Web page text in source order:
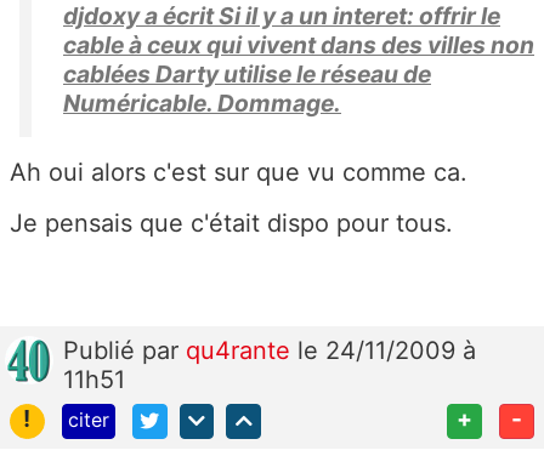
djdoxy a écrit Si il y a un interet: offrir le
cable à ceux qui vivent dans des villes non
cablées Darty utilise le réseau de
Numéricable. Dommage.
Ah oui alors c'est sur que vu comme ca.
Je pensais que c'était dispo pour tous.
Publié par qu4rante le 24/11/2009 à
11h51
!
citer + -